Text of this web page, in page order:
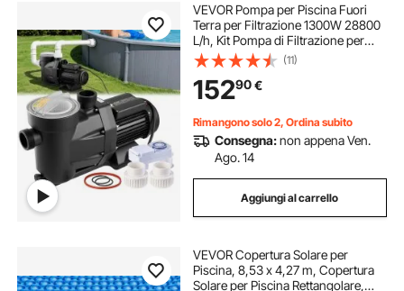
VEVOR Pompa per Piscina Fuori
Terra per Filtrazione 1300W 28800
L/h, Kit Pompa di Filtrazione per
Piscine Fuori Terra Velocità Singola
con Cestello Filtrante 2850 giri/min
Prevalenza max. 17 m
(11)
15290€
Rimangono solo 2, Ordina subito
Consegna:non appena Ven.
Ago. 14
Aggiungi al carrello
VEVOR Copertura Solare per
Piscina, 8,53 x 4,27 m, Copertura
Solare per Piscina Rettangolare,